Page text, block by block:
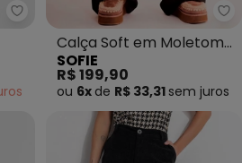
Dianna - Calça Feminina
Calça Soft em Moletom
Felpado (Preto)
SOFIE
R$ 199,90
ou 6x de R$ 33,31 sem juros